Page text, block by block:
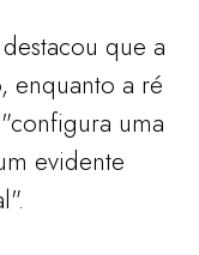
que a
enquanto a ré
uma
evidente